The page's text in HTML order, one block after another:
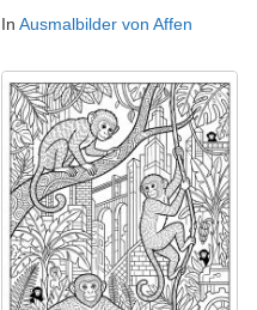
In Ausmalbilder von Affen